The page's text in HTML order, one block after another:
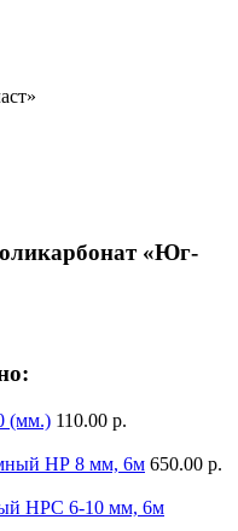
«Юг-
(мм.) 110.00 р.
НР 8 мм, 6м 650.00 р.
НРС 6-10 мм, 6м